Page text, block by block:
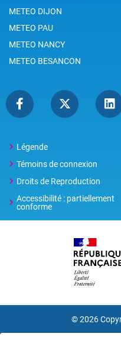
METEO DIJON
METEO PAU
METEO NANCY
METEO BESANCON
Légende
Témoins de connexion
Droits de Reproduction
Accessibilité : partiellement
conforme
© 2026